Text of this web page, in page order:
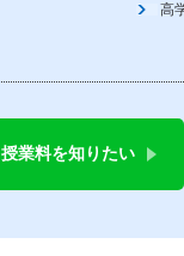
高
授業料を知りたい